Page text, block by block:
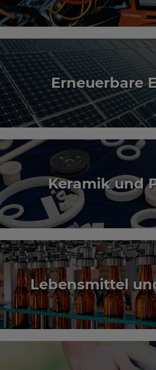
Erneuerbare
Keramik und
Lebensmittel